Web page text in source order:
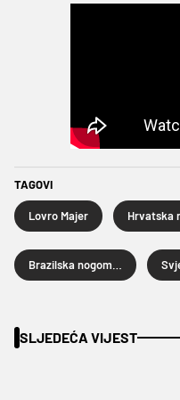
TAGOVI
Lovro Majer
SLJEDEĆA VIJEST